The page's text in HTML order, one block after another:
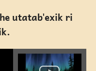
utatab'exik ri